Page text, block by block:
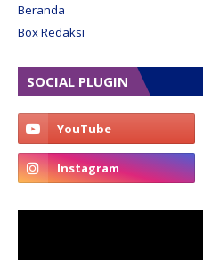
Beranda
Box Redaksi
SOCIAL PLUGIN